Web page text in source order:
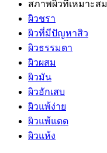
สภาพผิวที่เหมาะสม
ผิวชรา
ผิวที่มีปัญหาสิว
ผิวธรรมดา
ผิวผสม
ผิวมัน
ผิวอักเสบ
ผิวแพ้ง่าย
ผิวแพ้แดด
ผิวแห้ง